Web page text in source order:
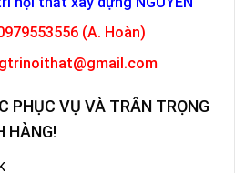
(A. Hoàn)
PHỤC VỤ VÀ TRÂN TRỌNG
HÀNG!